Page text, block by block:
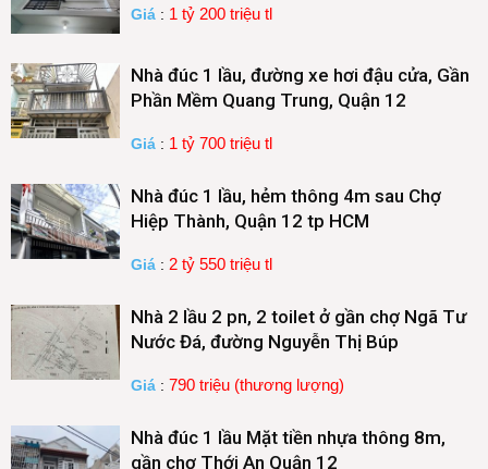
Giá : 1 tỷ 200 triệu tl
Nhà đúc 1 lầu, đường xe hơi đậu cửa, Gần
Phần Mềm Quang Trung, Quận 12
Giá : 1 tỷ 700 triệu tl
Nhà đúc 1 lầu, hẻm thông 4m sau Chợ
Hiệp Thành, Quận 12 tp HCM
Giá : 2 tỷ 550 triệu tl
Nhà 2 lầu 2 pn, 2 toilet ở gần chợ Ngã Tư
Nước Đá, đường Nguyễn Thị Búp
Giá : 790 triệu (thương lượng)
Nhà đúc 1 lầu Mặt tiền nhựa thông 8m,
gần chợ Thới An Quận 12